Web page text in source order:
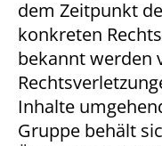
dem Zeitpunkt
konkreten
bekannt werden
Inhalte
Gruppe behält